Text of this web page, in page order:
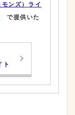
ンズ）ライ
で提供いた
ト